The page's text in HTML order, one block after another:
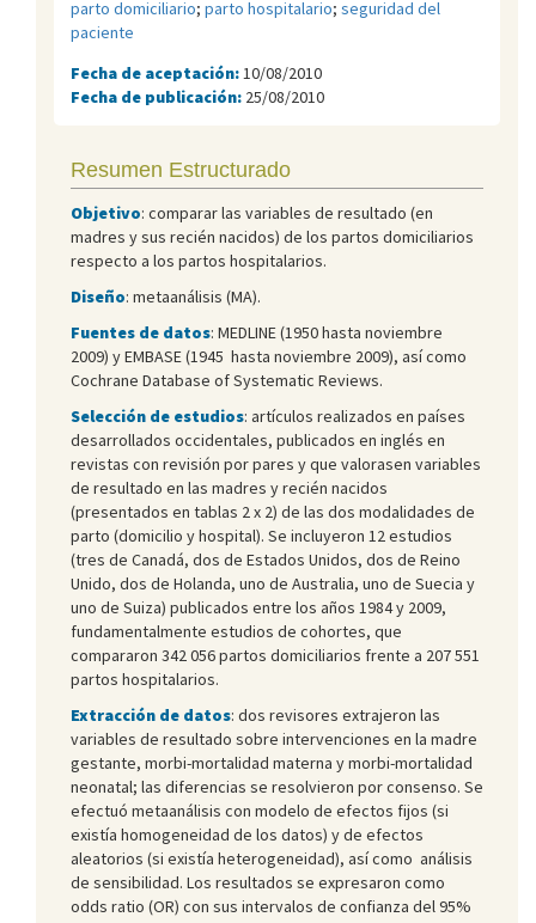
parto domiciliario; parto hospitalario; seguridad del
paciente
Fecha de aceptación: 10/08/2010
Fecha de publicación: 25/08/2010
Resumen Estructurado
Objetivo: comparar las variables de resultado (en
madres y sus recién nacidos) de los partos domiciliarios
respecto a los partos hospitalarios.
Diseño: metaanálisis (MA).
Fuentes de datos: MEDLINE (1950 hasta noviembre
2009) y EMBASE (1945 hasta noviembre 2009), así como
Cochrane Database of Systematic Reviews.
Selección de estudios: artículos realizados en países
desarrollados occidentales, publicados en inglés en
revistas con revisión por pares y que valorasen variables
de resultado en las madres y recién nacidos
(presentados en tablas 2 x 2) de las dos modalidades de
parto (domicilio y hospital). Se incluyeron 12 estudios
(tres de Canadá, dos de Estados Unidos, dos de Reino
Unido, dos de Holanda, uno de Australia, uno de Suecia y
uno de Suiza) publicados entre los años 1984 y 2009,
fundamentalmente estudios de cohortes, que
compararon 342 056 partos domiciliarios frente a 207 551
partos hospitalarios.
Extracción de datos: dos revisores extrajeron las
variables de resultado sobre intervenciones en la madre
gestante, morbi-mortalidad materna y morbi-mortalidad
neonatal; las diferencias se resolvieron por consenso. Se
efectuó metaanálisis con modelo de efectos fijos (si
existía homogeneidad de los datos) y de efectos
aleatorios (si existía heterogeneidad), así como análisis
de sensibilidad. Los resultados se expresaron como
odds ratio (OR) con sus intervalos de confianza del 95%